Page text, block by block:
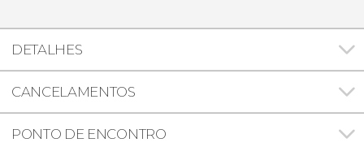
DETALHES
CANCELAMENTOS
PONTO DE ENCONTRO